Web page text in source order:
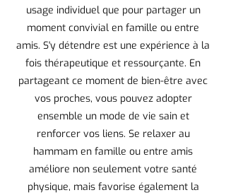
usage individuel que pour partager un
moment convivial en famille ou entre
amis. S'y détendre est une expérience à la
fois thérapeutique et ressourçante. En
partageant ce moment de bien-être avec
vos proches, vous pouvez adopter
ensemble un mode de vie sain et
renforcer vos liens. Se relaxer au
hammam en famille ou entre amis
améliore non seulement votre santé
physique, mais favorise également la